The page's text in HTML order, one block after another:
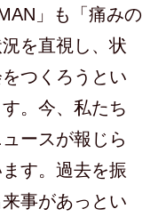
」も「痛みの
を直視し、状
つくろうとい
。今、私たち
ースが報じら
す。過去を振
事があっとい